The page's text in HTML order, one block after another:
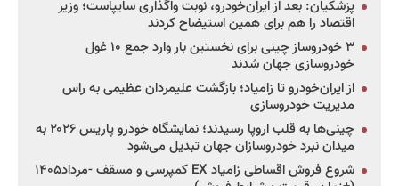
پزشکیان: بعد از ایران‌خودرو، نوبت واگذاری سایپاست؛ وزیر
اقتصاد را هم برای همین استیضاح کردند
۳ خودروساز چینی برای نخستین بار وارد جمع ۱۰ غول
خودروسازی جهان شدند
از ایران‌خودرو تا زامیاد؛ بازگشت علیمردان عظیمی به راس
مدیریت خودروسازی
چینی‌ها به قلب اروپا رسیدند؛ نمایشگاه خودرو پاریس ۲۰۲۶ به
میدان نبرد خودروسازان جهان تبدیل می‌شود
شروع فروش اقساطی زامیاد EX کمپرسی و مسقف -مرداد۱۴۰۵